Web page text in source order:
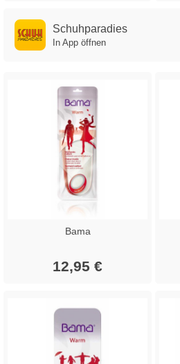
Schuhparadies
In App öffnen
Bama
12,95 €